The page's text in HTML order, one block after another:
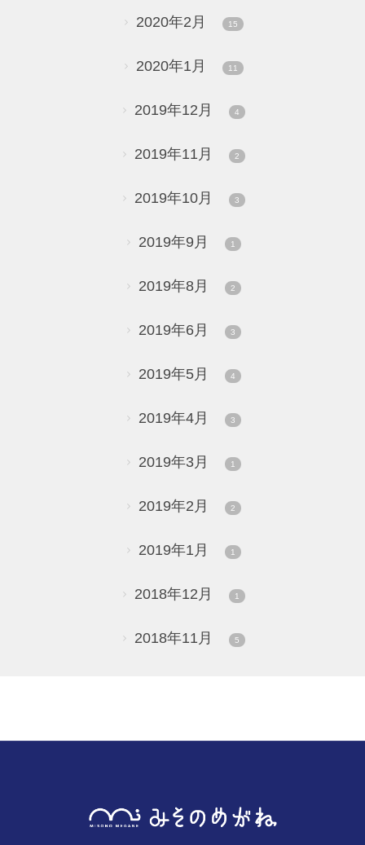
2020年2月 15
2020年1月 11
2019年12月 4
2019年11月 2
2019年10月 3
2019年9月 1
2019年8月 2
2019年6月 3
2019年5月 4
2019年4月 3
2019年3月 1
2019年2月 2
2019年1月 1
2018年12月 1
2018年11月 5